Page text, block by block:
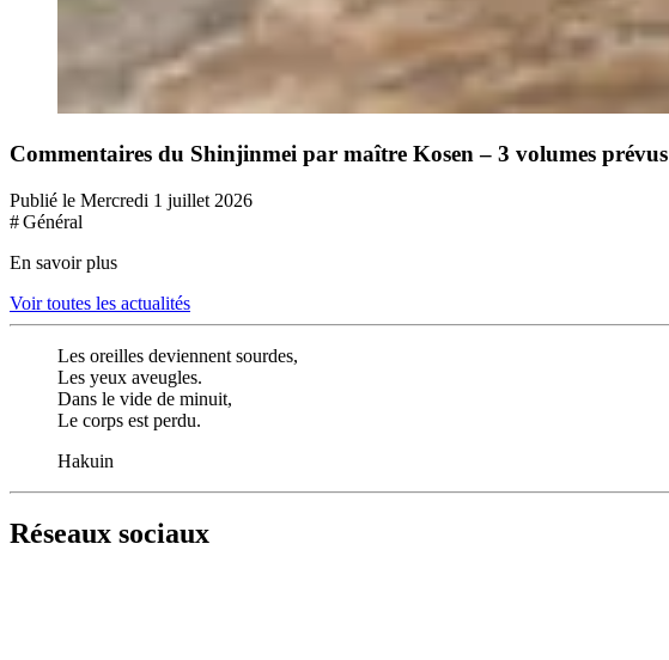
Commentaires du Shinjinmei par maître Kosen – 3 volumes prévus
Publié le Mercredi 1 juillet 2026
# Général
En savoir plus
Voir toutes les actualités
Les oreilles deviennent sourdes,
Les yeux aveugles.
Dans le vide de minuit,
Le corps est perdu.
Hakuin
Réseaux sociaux